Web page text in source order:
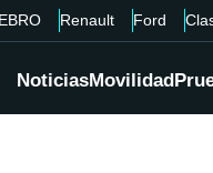
EBRO Renault Ford
NoticiasMovilidad